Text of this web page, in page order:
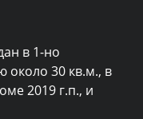
в 1-но
около 30 кв.м., в
2019 г.п., и